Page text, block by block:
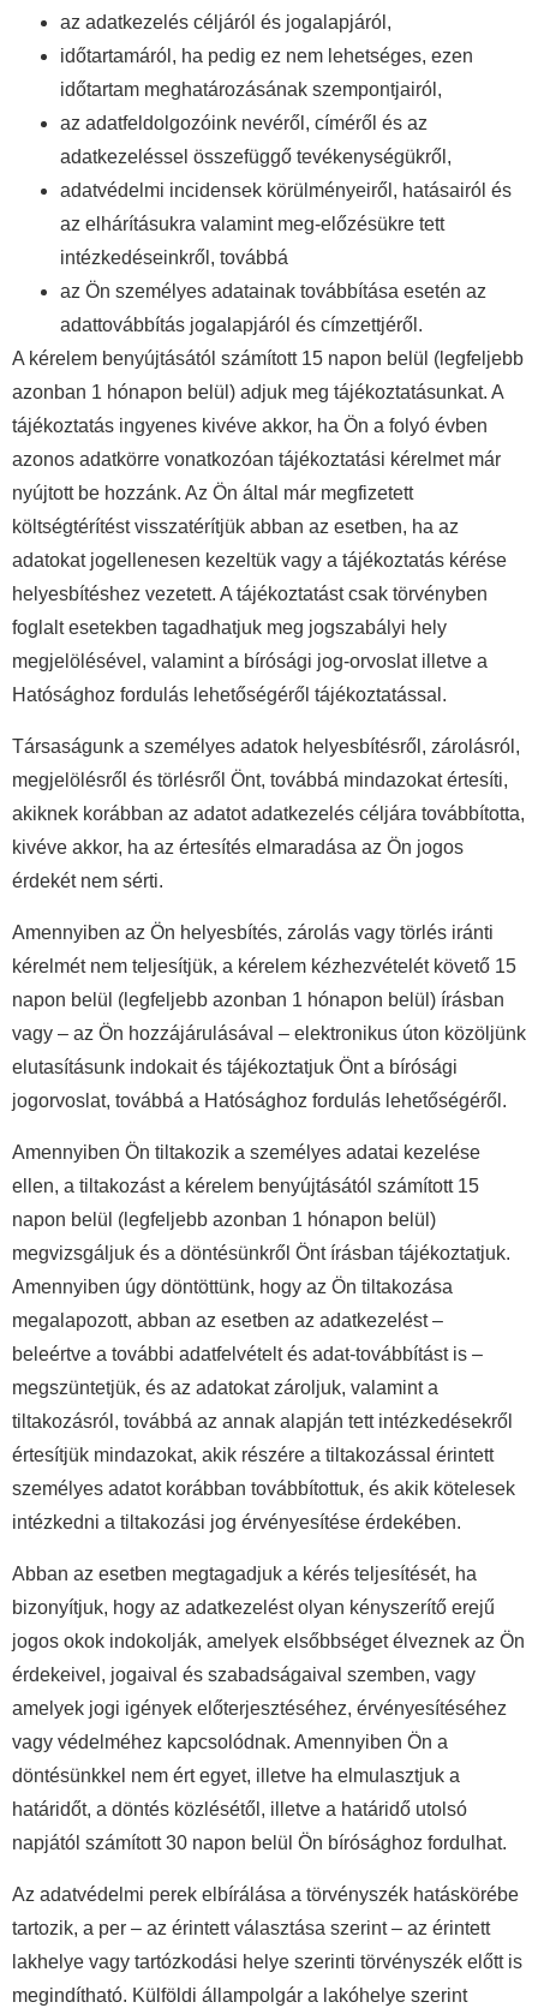
az adatkezelés céljáról és jogalapjáról,
időtartamáról, ha pedig ez nem lehetséges, ezen
időtartam meghatározásának szempontjairól,
az adatfeldolgozóink nevéről, címéről és az
adatkezeléssel összefüggő tevékenységükről,
adatvédelmi incidensek körülményeiről, hatásairól és
az elhárításukra valamint meg-előzésükre tett
intézkedéseinkről, továbbá
az Ön személyes adatainak továbbítása esetén az
adattovábbítás jogalapjáról és címzettjéről.
A kérelem benyújtásától számított 15 napon belül (legfeljebb
azonban 1 hónapon belül) adjuk meg tájékoztatásunkat. A
tájékoztatás ingyenes kivéve akkor, ha Ön a folyó évben
azonos adatkörre vonatkozóan tájékoztatási kérelmet már
nyújtott be hozzánk. Az Ön által már megfizetett
költségtérítést visszatérítjük abban az esetben, ha az
adatokat jogellenesen kezeltük vagy a tájékoztatás kérése
helyesbítéshez vezetett. A tájékoztatást csak törvényben
foglalt esetekben tagadhatjuk meg jogszabályi hely
megjelölésével, valamint a bírósági jog-orvoslat illetve a
Hatósághoz fordulás lehetőségéről tájékoztatással.
Társaságunk a személyes adatok helyesbítésről, zárolásról,
megjelölésről és törlésről Önt, továbbá mindazokat értesíti,
akiknek korábban az adatot adatkezelés céljára továbbította,
kivéve akkor, ha az értesítés elmaradása az Ön jogos
érdekét nem sérti.
Amennyiben az Ön helyesbítés, zárolás vagy törlés iránti
kérelmét nem teljesítjük, a kérelem kézhezvételét követő 15
napon belül (legfeljebb azonban 1 hónapon belül) írásban
vagy – az Ön hozzájárulásával – elektronikus úton közöljünk
elutasításunk indokait és tájékoztatjuk Önt a bírósági
jogorvoslat, továbbá a Hatósághoz fordulás lehetőségéről.
Amennyiben Ön tiltakozik a személyes adatai kezelése
ellen, a tiltakozást a kérelem benyújtásától számított 15
napon belül (legfeljebb azonban 1 hónapon belül)
megvizsgáljuk és a döntésünkről Önt írásban tájékoztatjuk.
Amennyiben úgy döntöttünk, hogy az Ön tiltakozása
megalapozott, abban az esetben az adatkezelést –
beleértve a további adatfelvételt és adat-továbbítást is –
megszüntetjük, és az adatokat zároljuk, valamint a
tiltakozásról, továbbá az annak alapján tett intézkedésekről
értesítjük mindazokat, akik részére a tiltakozással érintett
személyes adatot korábban továbbítottuk, és akik kötelesek
intézkedni a tiltakozási jog érvényesítése érdekében.
Abban az esetben megtagadjuk a kérés teljesítését, ha
bizonyítjuk, hogy az adatkezelést olyan kényszerítő erejű
jogos okok indokolják, amelyek elsőbbséget élveznek az Ön
érdekeivel, jogaival és szabadságaival szemben, vagy
amelyek jogi igények előterjesztéséhez, érvényesítéséhez
vagy védelméhez kapcsolódnak. Amennyiben Ön a
döntésünkkel nem ért egyet, illetve ha elmulasztjuk a
határidőt, a döntés közlésétől, illetve a határidő utolsó
napjától számított 30 napon belül Ön bírósághoz fordulhat.
Az adatvédelmi perek elbírálása a törvényszék hatáskörébe
tartozik, a per – az érintett választása szerint – az érintett
lakhelye vagy tartózkodási helye szerinti törvényszék előtt is
megindítható. Külföldi állampolgár a lakóhelye szerint